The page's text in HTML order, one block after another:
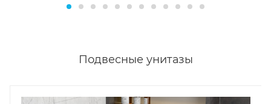
Подвесные унитазы